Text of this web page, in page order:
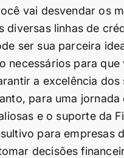
vai desvendar os
diversas linhas de
ser sua parceira
necessários para
a excelência
para uma
e o suporte da
para empresas
decisões